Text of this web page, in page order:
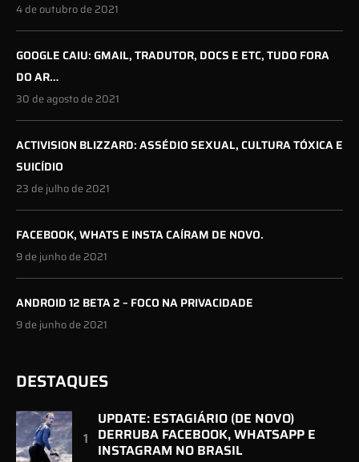
4 de outubro de 2021
GOOGLE CAIU: GMAIL, TRADUTOR, DOCS E ETC, TUDO FORA
DO AR…
30 de agosto de 2021
ACTIVISION BLIZZARD: ASSÉDIO SEXUAL, CULTURA TÓXICA E
SUICÍDIO
23 de julho de 2021
FACEBOOK, WHATS E INSTA CAÍRAM DE NOVO.
9 de junho de 2021
ANDROID 12 BETA 2 – FOCO NA PRIVACIDADE
9 de junho de 2021
DESTAQUES
UPDATE: ESTAGIÁRIO (DE NOVO)
DERRUBA FACEBOOK, WHATSAPP E
INSTAGRAM NO BRASIL